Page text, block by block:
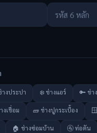
างประปา ❄️ ช่างแอร์ 🔑 ช่า
งเชื่อม 🧱 ช่างปูกระเบื้อง
🏠 ช่างซ่อมบ้าน 🚰 ท่อตัน